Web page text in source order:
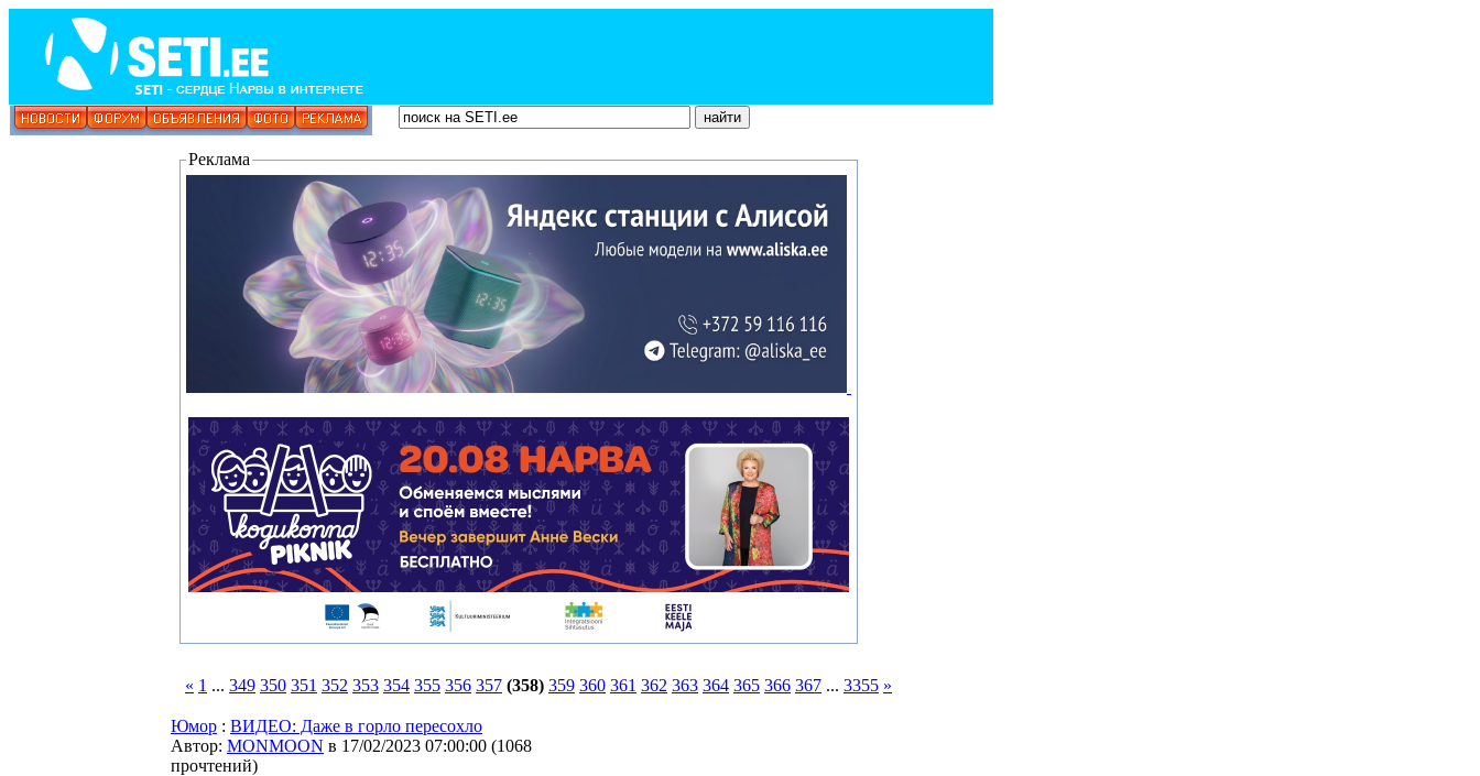
Реклама
« 1 ... 349 350 351 352 353 354 355 356 357 (358) 359 360 361 362 363 364 365 366 367 ... 3355 »
Юмор : ВИДЕО: Даже в горло пересохло
Автор: MONMOON в 17/02/2023 07:00:00 (1068
прочтений)